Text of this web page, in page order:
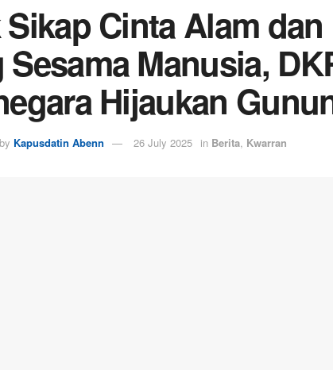
Cinta Alam
Sesama Manusia,
Hijaukan
by Kapusdatin Abenn 26 July 2025 in Berita, Kwarran